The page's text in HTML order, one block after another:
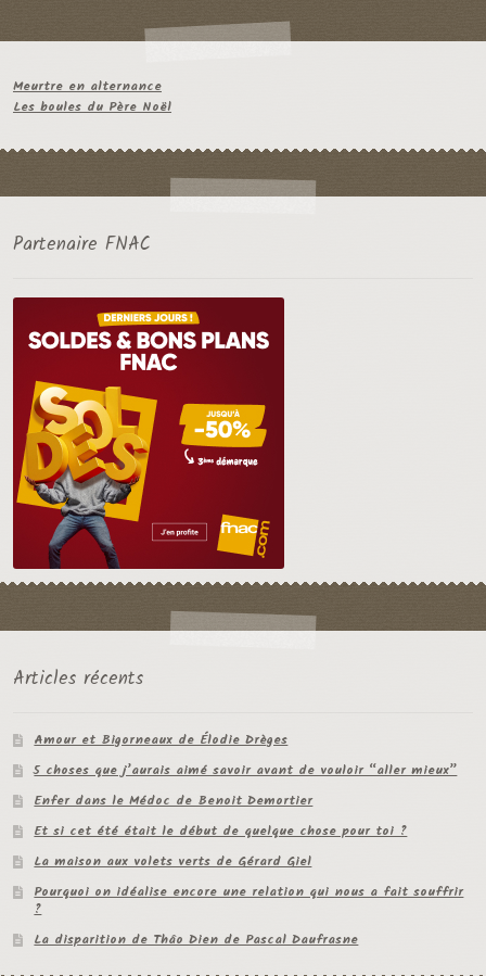
Meurtre en alternance
Les boules du Père Noël
Partenaire FNAC
Articles récents
Amour et Bigorneaux de Élodie Drèges
5 choses que j’aurais aimé savoir avant de vouloir “aller mieux”
Enfer dans le Médoc de Benoit Demortier
Et si cet été était le début de quelque chose pour toi ?
La maison aux volets verts de Gérard Giel
Pourquoi on idéalise encore une relation qui nous a fait souffrir
?
La disparition de Thâo Dien de Pascal Daufrasne